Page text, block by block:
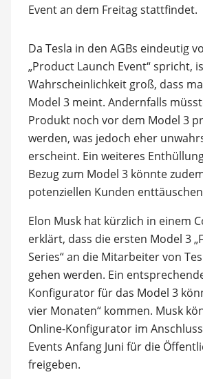
Event an dem Freitag stattfindet.
Da Tesla in den AGBs eindeutig
„Product Launch Event“ spricht,
Wahrscheinlichkeit groß, dass
Model 3 meint. Andernfalls
Produkt noch vor dem Model 3
werden, was jedoch eher
erscheint. Ein weiteres
Bezug zum Model 3 könnte
potenziellen Kunden
Elon Musk hat kürzlich in einem
erklärt, dass die ersten Model 3
Series“ an die Mitarbeiter von
gehen werden. Ein
Konfigurator für das Model 3
vier Monaten“ kommen. Musk
Online-Konfigurator im
Events Anfang Juni für die
freigeben.